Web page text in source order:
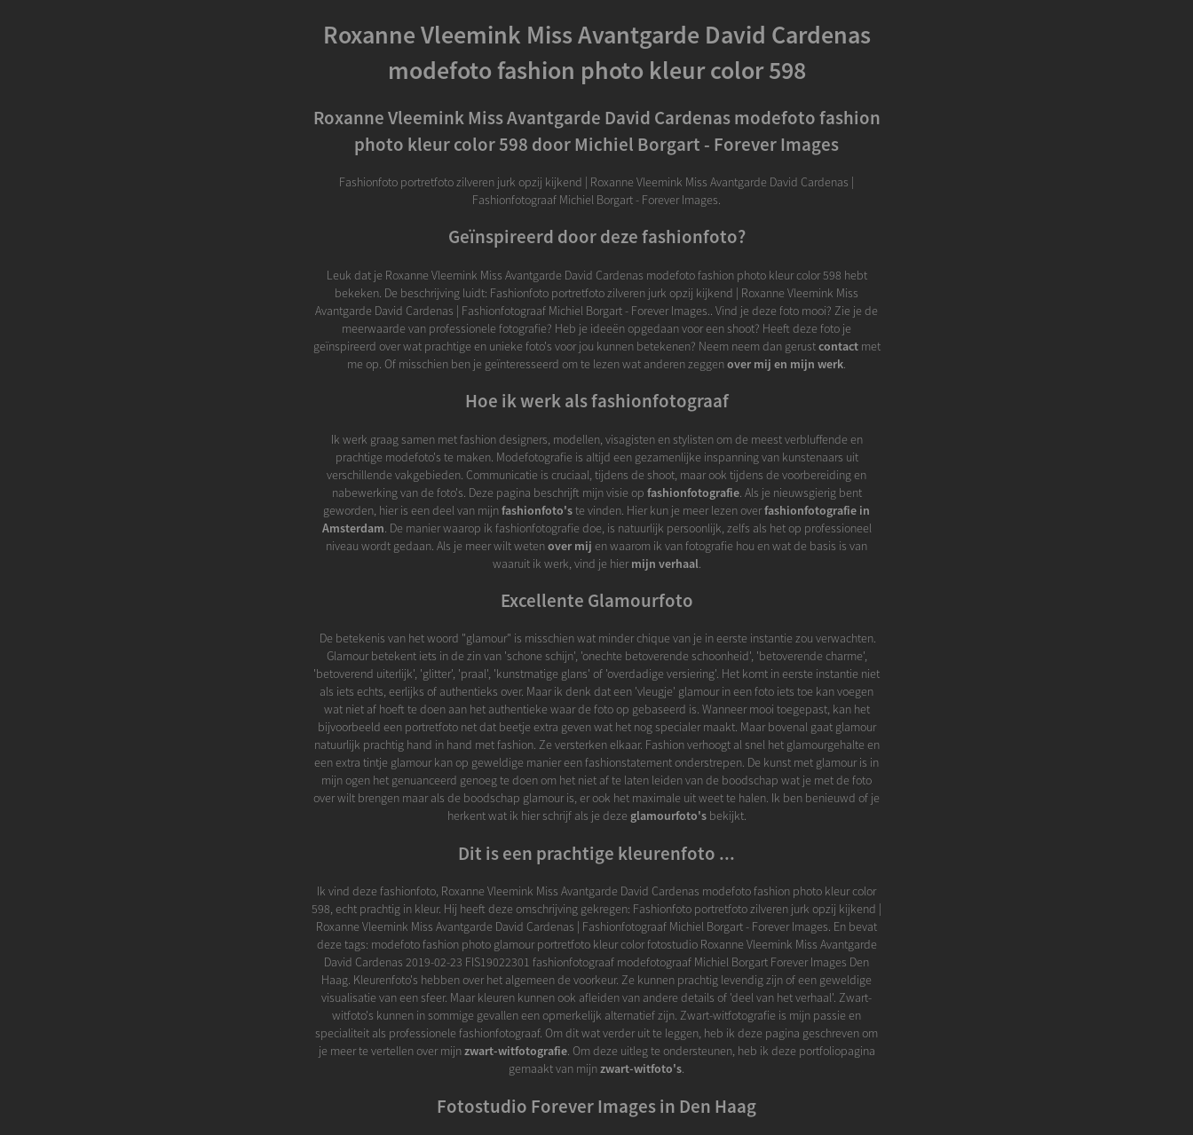
Roxanne Vleemink Miss Avantgarde David Cardenas
modefoto fashion photo kleur color 598
Roxanne Vleemink Miss Avantgarde David Cardenas modefoto fashion
photo kleur color 598 door Michiel Borgart - Forever Images
Fashionfoto portretfoto zilveren jurk opzij kijkend | Roxanne Vleemink Miss Avantgarde David Cardenas |
Fashionfotograaf Michiel Borgart - Forever Images.
Geïnspireerd door deze fashionfoto?
Leuk dat je Roxanne Vleemink Miss Avantgarde David Cardenas modefoto fashion photo kleur color 598 hebt
bekeken. De beschrijving luidt: Fashionfoto portretfoto zilveren jurk opzij kijkend | Roxanne Vleemink Miss
Avantgarde David Cardenas | Fashionfotograaf Michiel Borgart - Forever Images.. Vind je deze foto mooi? Zie je de
meerwaarde van professionele fotografie? Heb je ideeën opgedaan voor een shoot? Heeft deze foto je
geïnspireerd over wat prachtige en unieke foto's voor jou kunnen betekenen? Neem neem dan gerustcontactmet
me op. Of misschien ben je geïnteresseerd om te lezen wat anderen zeggenover mij en mijn werk.
Hoe ik werk als fashionfotograaf
Ik werk graag samen met fashion designers, modellen, visagisten en stylisten om de meest verbluffende en
prachtige modefoto's te maken. Modefotografie is altijd een gezamenlijke inspanning van kunstenaars uit
verschillende vakgebieden. Communicatie is cruciaal, tijdens de shoot, maar ook tijdens de voorbereiding en
nabewerking van de foto's. Deze pagina beschrijft mijn visie op fashionfotografie. Als je nieuwsgierig bent
geworden, hier is een deel van mijnfashionfoto'ste vinden. Hier kun je meer lezen overfashionfotografie in
Amsterdam. De manier waarop ik fashionfotografie doe, is natuurlijk persoonlijk, zelfs als het op professioneel
niveau wordt gedaan. Als je meer wilt wetenover mij en waarom ik van fotografie hou en wat de basis is van
waaruit ik werk, vind je hiermijn verhaal.
Excellente Glamourfoto
De betekenis van het woord "glamour" is misschien wat minder chique van je in eerste instantie zou verwachten.
Glamour betekent iets in de zin van 'schone schijn', 'onechte betoverende schoonheid', 'betoverende charme',
'betoverend uiterlijk', 'glitter', 'praal', 'kunstmatige glans' of 'overdadige versiering'. Het komt in eerste instantie niet
als iets echts, eerlijks of authentieks over. Maar ik denk dat een 'vleugje' glamour in een foto iets toe kan voegen
wat niet af hoeft te doen aan het authentieke waar de foto op gebaseerd is. Wanneer mooi toegepast, kan het
bijvoorbeeld een portretfoto net dat beetje extra geven wat het nog specialer maakt. Maar bovenal gaat glamour
natuurlijk prachtig hand in hand met fashion. Ze versterken elkaar. Fashion verhoogt al snel het glamourgehalte en
een extra tintje glamour kan op geweldige manier een fashionstatement onderstrepen. De kunst met glamour is in
mijn ogen het genuanceerd genoeg te doen om het niet af te laten leiden van de boodschap wat je met de foto
over wilt brengen maar als de boodschap glamour is, er ook het maximale uit weet te halen. Ik ben benieuwd of je
herkent wat ik hier schrijf als je deze glamourfoto'sbekijkt.
Dit is een prachtige kleurenfoto ...
Ik vind deze fashionfoto, Roxanne Vleemink Miss Avantgarde David Cardenas modefoto fashion photo kleur color
598, echt prachtig in kleur. Hij heeft deze omschrijving gekregen: Fashionfoto portretfoto zilveren jurk opzij kijkend |
Roxanne Vleemink Miss Avantgarde David Cardenas | Fashionfotograaf Michiel Borgart - Forever Images. En bevat
deze tags: modefoto fashion photo glamour portretfoto kleur color fotostudio Roxanne Vleemink Miss Avantgarde
David Cardenas 2019-02-23 FIS19022301 fashionfotograaf modefotograaf Michiel Borgart Forever Images Den
Haag. Kleurenfoto's hebben over het algemeen de voorkeur. Ze kunnen prachtig levendig zijn of een geweldige
visualisatie van een sfeer. Maar kleuren kunnen ook afleiden van andere details of 'deel van het verhaal'. Zwart-
witfoto's kunnen in sommige gevallen een opmerkelijk alternatief zijn. Zwart-witfotografie is mijn passie en
specialiteit als professionele fashionfotograaf. Om dit wat verder uit te leggen, heb ik deze pagina geschreven om
je meer te vertellen over mijnzwart-witfotografie. Om deze uitleg te ondersteunen, heb ik deze portfoliopagina
gemaakt van mijnzwart-witfoto's.
Fotostudio Forever Images in Den Haag